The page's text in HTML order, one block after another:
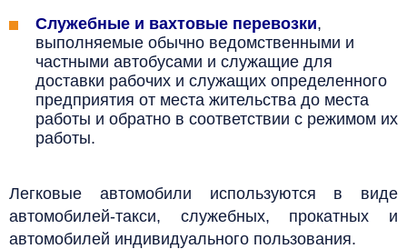
Служебные и вахтовые перевозки,
выполняемые обычно ведомственными и
частными автобусами и служащие для
доставки рабочих и служащих определенного
предприятия от места жительства до места
работы и обратно в соответствии с режимом их
работы.
Легковые автомобили используются в виде
автомобилей-такси, служебных, прокатных и
автомобилей индивидуального пользования.